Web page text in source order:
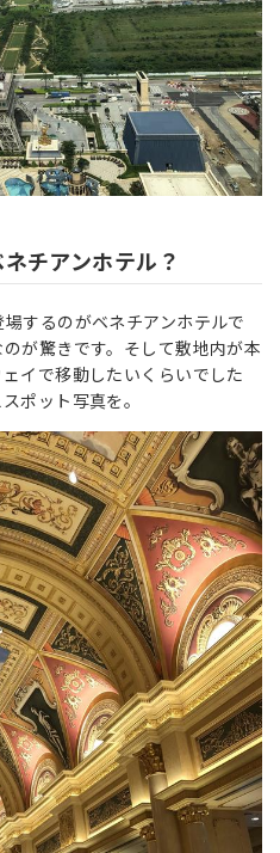
チアンホテル？
するのがベネチアンホテルで
が驚きです。そして敷地内が本
イで移動したいくらいでした
ポット写真を。